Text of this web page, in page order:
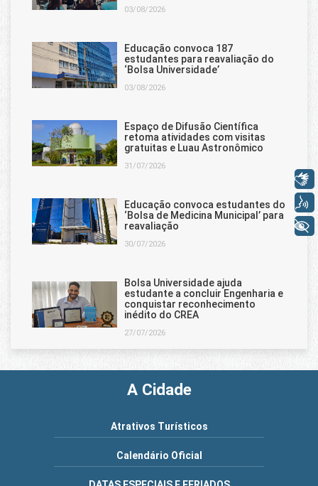
03/08/2026
Educação convoca 187
estudantes para reavaliação do
‘Bolsa Universidade’
03/08/2026
Espaço de Difusão Científica
retoma atividades com visitas
gratuitas e Luau Astronômico
31/07/2026
Educação convoca estudantes do
‘Bolsa de Medicina Municipal’ para
reavaliação
30/07/2026
Bolsa Universidade ajuda
estudante a concluir Engenharia e
conquistar reconhecimento
inédito do CREA
27/07/2026
A Cidade
Atrativos Turísticos
Calendário Oficial
Voz
+ Acessibilidade